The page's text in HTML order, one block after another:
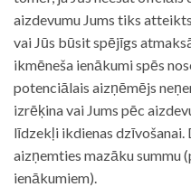
aizdevumu Jums tiks
vai Jūs būsit spējīgs
ikmēneša ienākumi spēs
potenciālais aizņēmējs
izrēķina vai Jums pēc
līdzekļi ikdienas
aizņemties mazāku summu
ienākumiem).